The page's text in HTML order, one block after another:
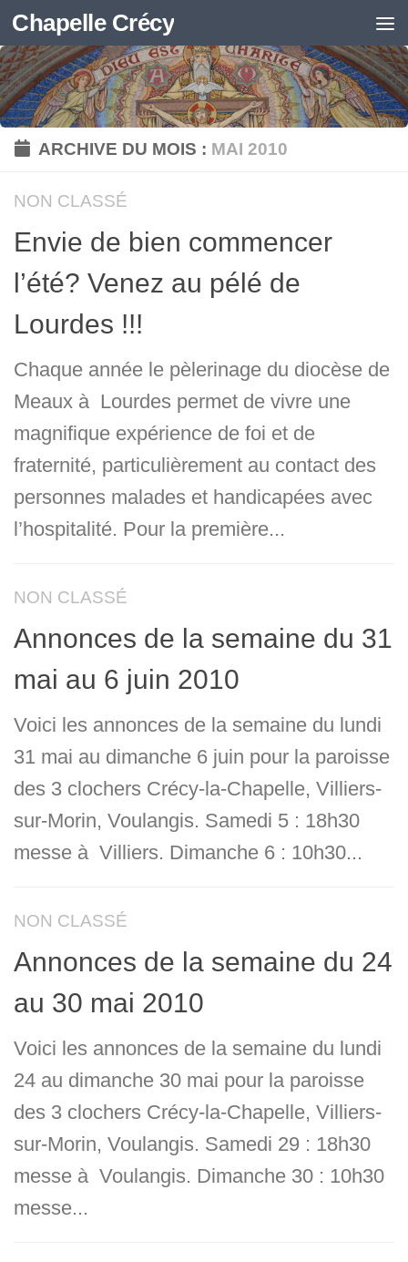
Skip to content
Chapelle Crécy
ARCHIVE DU MOIS : MAI 2010
NON CLASSÉ
Envie de bien commencer
l’été? Venez au pélé de
Lourdes !!!
Chaque année le pèlerinage du diocèse de
Meaux à Lourdes permet de vivre une
magnifique expérience de foi et de
fraternité, particulièrement au contact des
personnes malades et handicapées avec
l’hospitalité. Pour la première...
NON CLASSÉ
Annonces de la semaine du 31
mai au 6 juin 2010
Voici les annonces de la semaine du lundi
31 mai au dimanche 6 juin pour la paroisse
des 3 clochers Crécy-la-Chapelle, Villiers-
sur-Morin, Voulangis. Samedi 5 : 18h30
messe à Villiers. Dimanche 6 : 10h30...
NON CLASSÉ
Annonces de la semaine du 24
au 30 mai 2010
Voici les annonces de la semaine du lundi
24 au dimanche 30 mai pour la paroisse
des 3 clochers Crécy-la-Chapelle, Villiers-
sur-Morin, Voulangis. Samedi 29 : 18h30
messe à Voulangis. Dimanche 30 : 10h30
messe...